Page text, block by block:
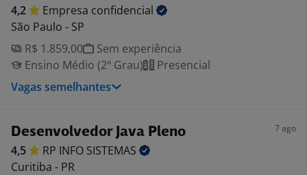
4,2 Empresa confidencial
São Paulo - SP
R$ 1.859,00
Sem experiência
Ensino Médio (2º Grau)
Presencial
Vagas semelhantes
Desenvolvedor Java Pleno 7 ago
4,5 RP INFO SISTEMAS
Curitiba - PR